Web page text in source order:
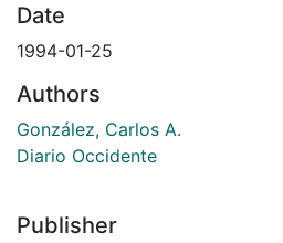
Date
1994-01-25
Authors
González, Carlos A.
Diario Occidente
Publisher